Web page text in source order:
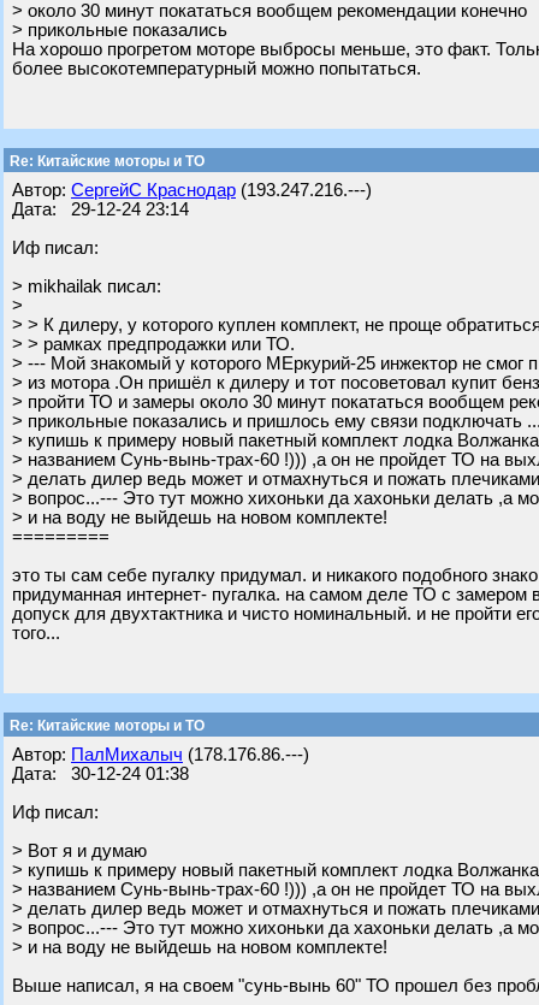
> около 30 минут покататься вообщем рекомендации конечно
> прикольные показались
На хорошо прогретом моторе выбросы меньше, это факт.
более высокотемпературный можно попытаться.
Re: Китайские моторы и ТО
Автор: СергейС Краснодар (193.247.216.---)
Дата: 29-12-24 23:14
Иф писал:
> mikhailak писал:
>
> > К дилеру, у которого куплен комплект, не проще
> > рамках предпродажки или ТО.
> --- Мой знакомый у которого МЕркурий-25 инжектор не смог
> из мотора .Он пришёл к дилеру и тот посоветовал купит
> пройти ТО и замеры около 30 минут покататься вообщем
> прикольные показались и пришлось ему связи подключать
> купишь к примеру новый пакетный комплект лодка
> названием Сунь-вынь-трах-60 !))) ,а он не пройдет ТО на
> делать дилер ведь может и отмахнуться и пожать
> вопрос...--- Это тут можно хихоньки да хахоньки делать ,а
> и на воду не выйдешь на новом комплекте!
=========
это ты сам себе пугалку придумал. и никакого подобного
придуманная интернет- пугалка. на самом деле ТО с
допуск для двухтактника и чисто номинальный. и не пройти
того...
Re: Китайские моторы и ТО
Автор: ПалМихалыч (178.176.86.---)
Дата: 30-12-24 01:38
Иф писал:
> Вот я и думаю
> купишь к примеру новый пакетный комплект лодка
> названием Сунь-вынь-трах-60 !))) ,а он не пройдет ТО на
> делать дилер ведь может и отмахнуться и пожать
> вопрос...--- Это тут можно хихоньки да хахоньки делать ,а
> и на воду не выйдешь на новом комплекте!
Выше написал, я на своем "сунь-вынь 60" ТО прошел без